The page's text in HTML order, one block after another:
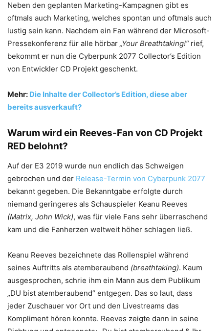
Neben den geplanten Marketing-Kampagnen gibt es
oftmals auch Marketing, welches spontan und oftmals auch
lustig sein kann. Nachdem ein Fan während der Microsoft-
Pressekonferenz für alle hörbar „Your Breathtaking!“rief,
bekommt er nun die Cyberpunk 2077 Collector’s Edition
von Entwickler CD Projekt geschenkt.
Mehr: Die Inhalte der Collector’s Edition, diese aber
bereits ausverkauft?
Warum wird ein Reeves-Fan von CD Projekt
RED belohnt?
Auf der E3 2019 wurde nun endlich das Schweigen
gebrochen und der Release-Termin von Cyberpunk 2077
bekannt gegeben. Die Bekanntgabe erfolgte durch
niemand geringeres als Schauspieler Keanu Reeves
(Matrix, John Wick), was für viele Fans sehr überraschend
kam und die Fanherzen weltweit höher schlagen ließ.
Keanu Reeves bezeichnete das Rollenspiel während
seines Auftritts als atemberaubend (breathtaking). Kaum
ausgesprochen, schrie ihm ein Mann aus dem Publikum
„DU bist atemberaubend“ entgegen. Das so laut, dass
jeder Zuschauer vor Ort und den Livestreams das
Kompliment hören konnte. Reeves zeigte dann in seine